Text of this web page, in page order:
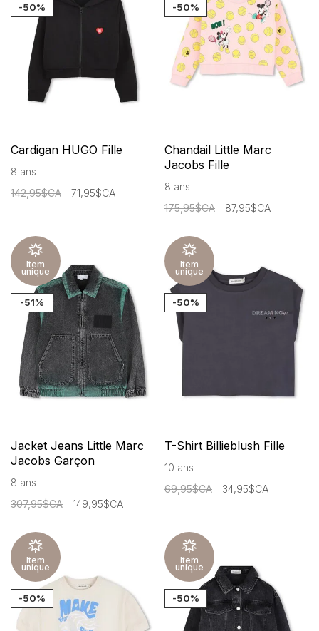
-50%
Cardigan HUGO Fille
8 ans
142,95$CA
71,95$CA
-50%
Chandail Little Marc
Jacobs Fille
8 ans
175,95$CA
87,95$CA
Item
unique
-51%
Jacket Jeans Little Marc
Jacobs Garçon
8 ans
307,95$CA
149,95$CA
Item
unique
-50%
T-Shirt Billieblush Fille
10 ans
69,95$CA
34,95$CA
Item
unique
-50%
Item
unique
-50%